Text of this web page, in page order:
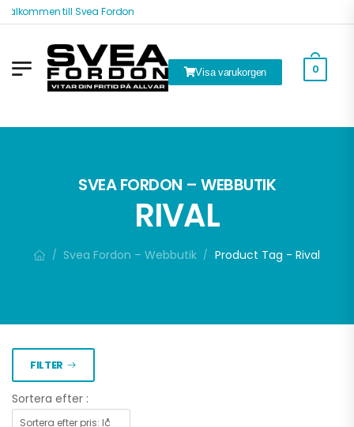
Välkommen till Svea Fordon
Visa varukorgen 0
SVEA FORDON – WEBBUTIK
RIVAL
/ Svea Fordon – Webbutik / Product Tag - Rival
FILTER
Sortera efter :